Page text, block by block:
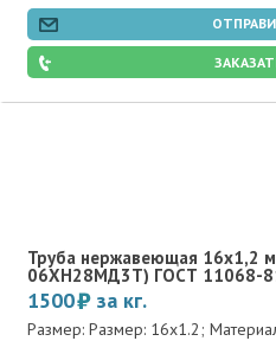
Труба нержавеющая 16х1,2
06ХН28МД3Т) ГОСТ 11068-
1500 за кг.
Размер: Размер: 16х1.2;